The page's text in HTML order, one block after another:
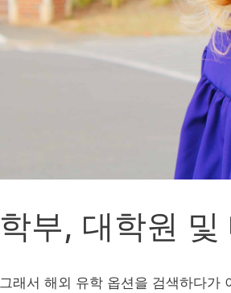
학부, 대학원
그래서 해외 유학 옵션을 검색하다가